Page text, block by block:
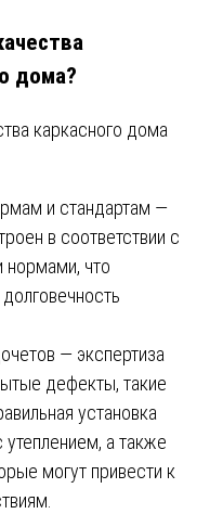
дома?
каркасного дома
и стандартам —
в соответствии с
нормами, что
— экспертиза
дефекты, такие
установка
а также
могут привести к